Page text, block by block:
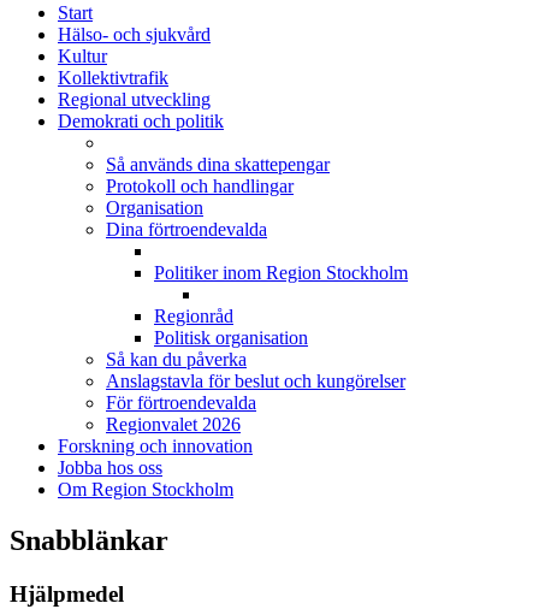
Start
Hälso- och sjukvård
Kultur
Kollektivtrafik
Regional utveckling
Demokrati och politik
Så används dina skattepengar
Protokoll och handlingar
Organisation
Dina förtroendevalda
Politiker inom Region Stockholm
Regionråd
Politisk organisation
Så kan du påverka
Anslagstavla för beslut och kungörelser
För förtroendevalda
Regionvalet 2026
Forskning och innovation
Jobba hos oss
Om Region Stockholm
Snabblänkar
Hjälpmedel